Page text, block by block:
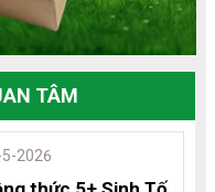
TÂM
2026